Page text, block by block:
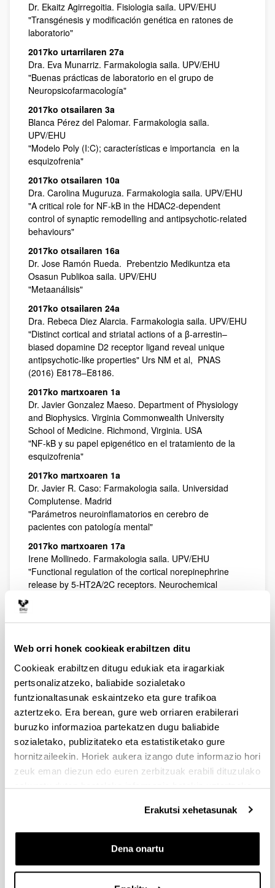
Web orri honek cookieak erabiltzen ditu
Cookieak erabiltzen ditugu edukiak eta iragarkiak
pertsonalizatzeko, baliabide sozialetako
funtzionaltasunak eskaintzeko eta gure trafikoa
aztertzeko. Era berean, gure web orriaren erabilerari
buruzko informazioa partekatzen dugu baliabide
sozialetako, publizitateko eta estatistiketako gure
hornitzaileekin. Horiek aukera izango dute informazio hori
zeuk eman diezun edo euren zerbitzuak erabili dituzulako
eskuratu duten bestelako informazio batekin uztartzeko.
Erakutsi xehetasunak
Dena onartu
Dr. Ekaitz Agirregoitia. Fisiologia saila. UPV/EHU
"Transgénesis y modificación genética en ratones de
laboratorio"
2017ko urtarrilaren 27a
Dra. Eva Munarriz. Farmakologia saila. UPV/EHU
"Buenas prácticas de laboratorio en el grupo de
Neuropsicofarmacología"
2017ko otsailaren 3a
Blanca Pérez del Palomar. Farmakologia saila.
UPV/EHU
"Modelo Poly (I:C); características e importancia en la
esquizofrenia"
2017ko otsailaren 10a
Dra. Carolina Muguruza. Farmakologia saila. UPV/EHU
"A critical role for NF-kB in the HDAC2-dependent
control of synaptic remodelling and antipsychotic-related
behaviours"
2017ko otsailaren 16a
Dr. Jose Ramón Rueda. Prebentzio Medikuntza eta
Osasun Publikoa saila. UPV/EHU
"Metaanálisis"
2017ko otsailaren 24a
Dra. Rebeca Diez Alarcia. Farmakologia saila. UPV/EHU
"Distinct cortical and striatal actions of a β-arrestin–
biased dopamine D2 receptor ligand reveal unique
antipsychotic-like properties" Urs NM et al, PNAS
(2016) E8178–E8186.
2017ko martxoaren 1a
Dr. Javier Gonzalez Maeso. Department of Physiology
and Biophysics. Virginia Commonwealth University
School of Medicine. Richmond, Virginia. USA
"NF-kB y su papel epigenético en el tratamiento de la
esquizofrenia"
2017ko martxoaren 1a
Dr. Javier R. Caso: Farmakologia saila. Universidad
Complutense. Madrid
"Parámetros neuroinflamatorios en cerebro de
pacientes con patología mental"
2017ko martxoaren 17a
Irene Mollinedo. Farmakologia saila. UPV/EHU
"Functional regulation of the cortical norepinephrine
release by 5-HT2A/2C receptors. Neurochemical
pathways evaluated by in vivo microdialysis in awake,
Inés Ibarra. Farmakologia saila. UPV/EHU
"Chronic cannabis leads to a pro-hallucinogenic
signaling of serotonin 5HT2A receptors through a
dysregulated binding and functionality"
2017ko martxoaren 31a
Dra. Eva Munarriz. Farmakologia saila. UPV/EHU
"Comportamiento II"
2017ko apirilaren 7a
Dr. Vincent Vialou. Institut National de la Santé et de la
Recherche Médicale (INSERM). Institut de Biologie
"Hevin, a matricellular protein involved in individual
Dra. Karmele Lopez Ipiña. Sistemen Ingeniaritza eta
Automatika Saila. UPV/EHU